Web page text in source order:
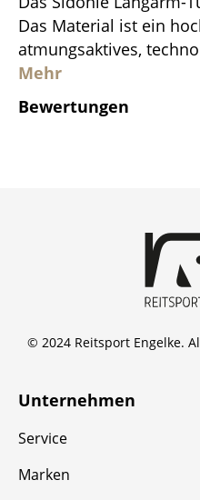
Das Material ist ein
atmungsaktives,
Mehr
Bewertungen
© 2024 Reitsport Engelke.
Unternehmen
Service
Marken